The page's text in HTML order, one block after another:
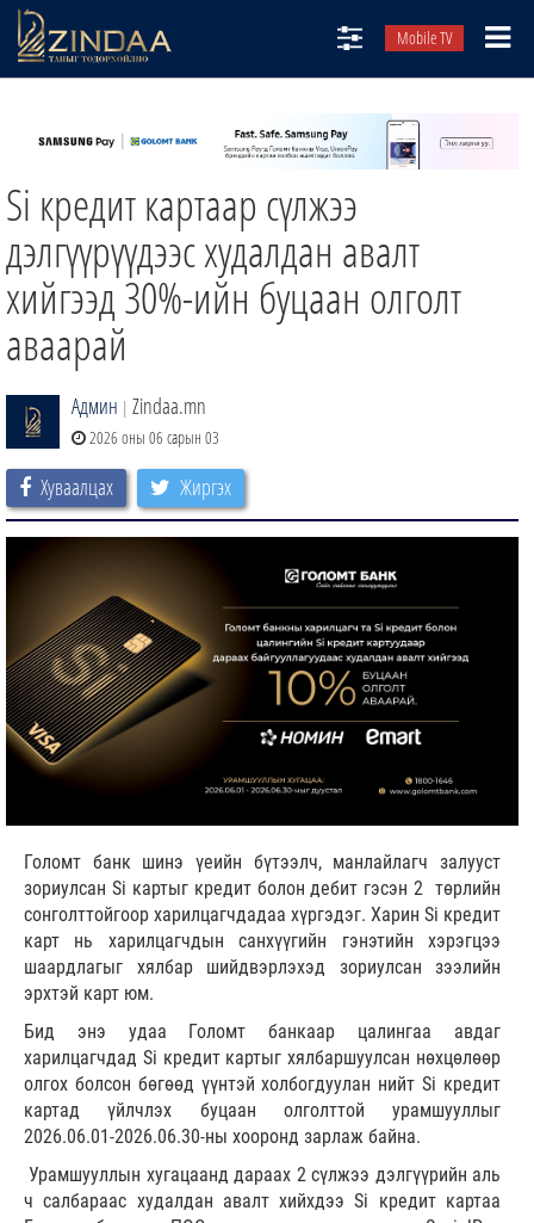
Mobile TV
ТВ8
ӨГЛӨӨНИЙ СОНИН
АУДИО ЗОХИОЛ
ЗИНДАА СЭТГҮҮЛ
Si кредит картаар сүлжээ
дэлгүүрүүдээс худалдан авалт
хийгээд 30%-ийн буцаан олголт
аваарай
Админ | Zindaa.mn
2026 оны 06 сарын 03
Хуваалцах Жиргэх
Голомт банк шинэ үеийн бүтээлч, манлайлагч залууст
зориулсан Si картыг кредит болон дебит гэсэн 2 төрлийн
сонголттойгоор харилцагчдадаа хүргэдэг. Харин Si кредит
карт нь харилцагчдын санхүүгийн гэнэтийн хэрэгцээ
шаардлагыг хялбар шийдвэрлэхэд зориулсан зээлийн
эрхтэй карт юм.
Бид энэ удаа Голомт банкаар цалингаа авдаг
харилцагчдад Si кредит картыг хялбаршуулсан нөхцөлөөр
олгох болсон бөгөөд үүнтэй холбогдуулан нийт Si кредит
картад үйлчлэх буцаан олголттой урамшууллыг
2026.06.01-2026.06.30-ны хооронд зарлаж байна.
Урамшууллын хугацаанд дараах 2 сүлжээ дэлгүүрийн аль
ч салбараас худалдан авалт хийхдээ Si кредит картаа